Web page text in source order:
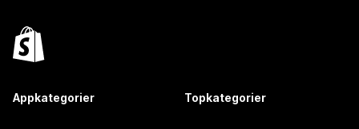
Appkategorier Topkategorier